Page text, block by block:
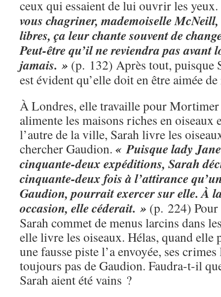
ceux qui essaient de lui ouvrir les yeux.
vous chagriner, mademoiselle
libres, ça leur chante souvent de
Peut-être qu’il ne reviendra pas avant
jamais. » (p. 132) Après tout, puisque
est évident qu’elle doit en être aimée
À Londres, elle travaille pour
alimente les maisons riches en oiseaux
l’autre de la ville, Sarah livre les
chercher Gaudion. « Puisque lady
cinquante-deux expéditions, Sarah
cinquante-deux fois à l’attirance
Gaudion, pourrait exercer sur elle. À
occasion, elle céderait. » (p. 224) Pour
Sarah commet de menus larcins dans
elle livre les oiseaux. Hélas, quand elle
une fausse piste l’a envoyée, ses
toujours pas de Gaudion. Faudra-t-il
Sarah aient été vains ?